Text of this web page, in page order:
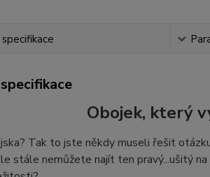
Obojek, který
Tak to jste někdy museli řešit
stále nemůžete najít ten pravý...ušitý